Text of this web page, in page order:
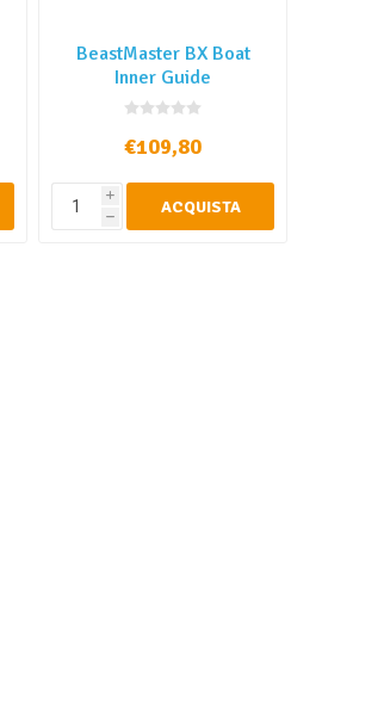
BeastMaster BX Boat
Inner Guide
€109,80
i
h ACQUISTA